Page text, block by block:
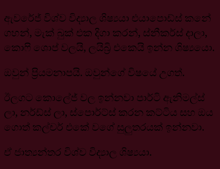
ඇවරේජ් විශ්ව විද්‍යාල ශිෂ්‍යයා එයාපොඩ්ස් කනේ
ගහන්, මැක් බුක් එක දිගා කරන්, ස්නීකර්ස් දාලා,
කොෆි ශොප් වලයි, ලයිබ්‍රි එකෙයි ඉන්න ශිෂ්‍යයො.
ඔවුන් ප්‍රියමනාපයි. ඔවුන්ගේ විෂයේ උගත්.
ඊලගට කොලේජ් වල ඉන්නවා පාර්ටි ඇනිමල්ස්
ලා, නර්ඩ්ස් ලා, ස්පොර්ට්ස් කරන කට්ටිය සහ ඔය
ගොත් කල්චර් එකේ වගේ සුලුතරයක් ඉන්නවා.
ඒ ජාත්‍යන්තර විශ්ව විද්‍යාල ශිෂ්‍යයා.